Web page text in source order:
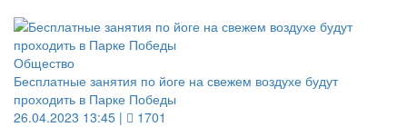
Общество
Бесплатные занятия по йоге на свежем воздухе будут
проходить в Парке Победы
26.04.2023 13:45 |
1701